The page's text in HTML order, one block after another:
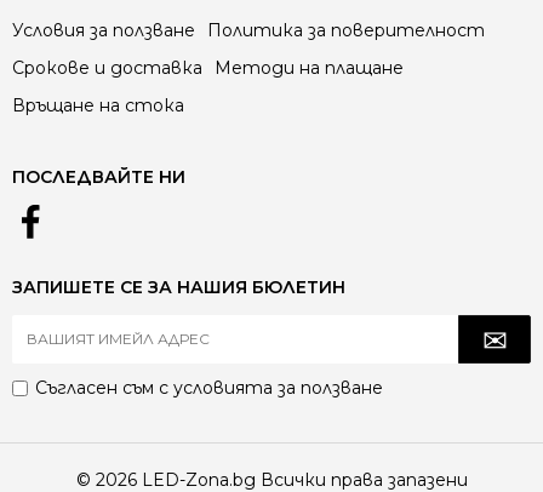
Условия за ползване
Политика за поверителност
Срокове и доставка
Методи на плащане
Връщане на стока
ПОСЛЕДВАЙТЕ НИ
ЗАПИШЕТЕ СЕ ЗА НАШИЯ БЮЛЕТИН
Съгласен съм с условията за ползване
© 2026 LED-Zona.bg Всички права запазени